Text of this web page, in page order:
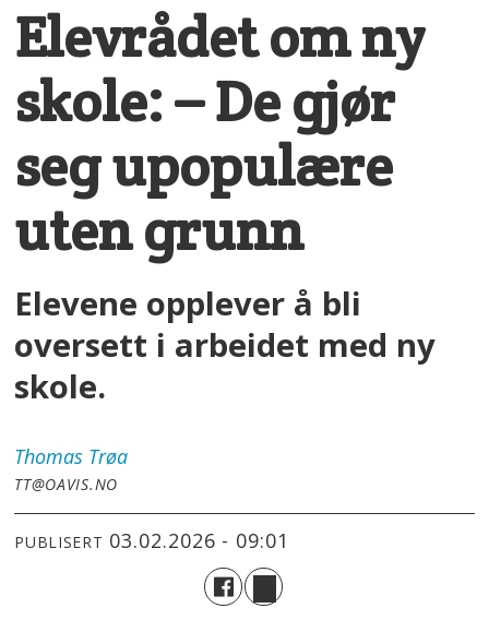
Elevrådet om ny
skole: – De gjør
seg upopulære
uten grunn
Elevene opplever å bli
oversett i arbeidet med ny
skole.
Thomas Trøa
TT@OAVIS.NO
PUBLISERT 03.02.2026 - 09:01